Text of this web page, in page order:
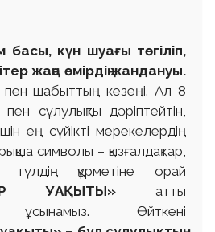
басы, күн шуағы төгіліп,
жаңа өмірдің жандануы.
пен шабыттың кезеңі. Ал 8
сұлулықты дәріптейтін,
ең сүйікті мерекелердің
символы – қызғалдақтар,
құрметіне орай
УАҚЫТЫ» атты
ұсынамыз. Өйткені